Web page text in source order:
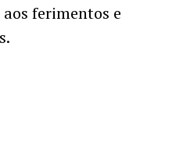
ferimentos e